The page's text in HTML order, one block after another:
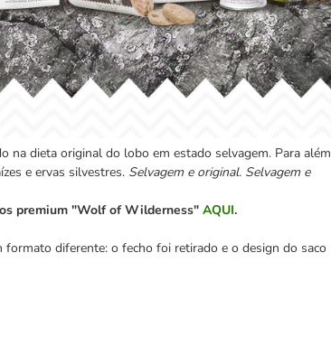
na dieta original do lobo em estado selvagem. Para além
e ervas silvestres. Selvagem e original. Selvagem e
premium "Wolf of Wilderness" AQUI.
diferente: o fecho foi retirado e o design do saco